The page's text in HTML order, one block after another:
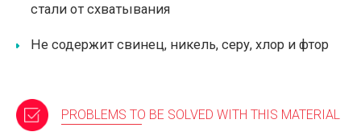
стали от схватывания
Не содержит свинец, никель, серу, хлор и фтор
PROBLEMS TO BE SOLVED WITH THIS MATERIAL